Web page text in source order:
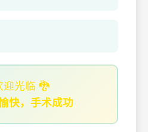
迎光临 🐉
快，手术成功